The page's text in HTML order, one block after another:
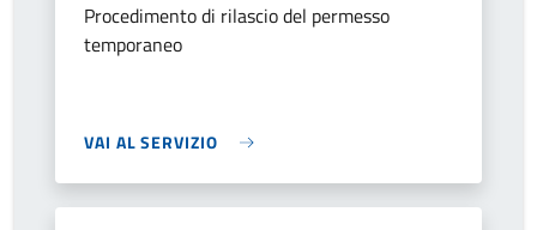
Procedimento di rilascio del permesso
temporaneo
VAI AL SERVIZIO